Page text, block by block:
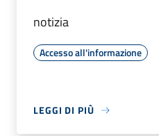
notizia
Accesso all'informazione
LEGGI DI PIÙ